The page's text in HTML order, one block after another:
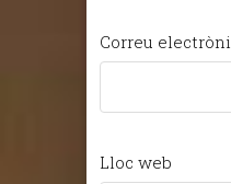
Correu
Lloc web